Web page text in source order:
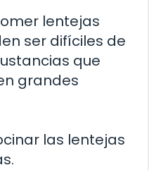
lentejas
ser difíciles de
que
grandes
las lentejas